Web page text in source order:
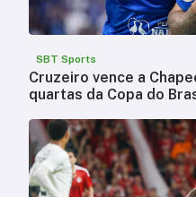
SBT Sports
Cruzeiro vence a
quartas da Copa do